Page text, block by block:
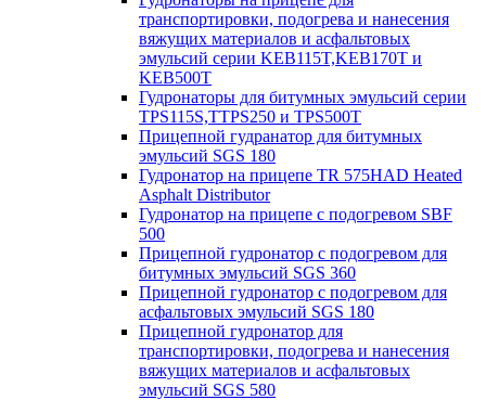
транспортировки, подогрева и нанесения
вяжущих материалов и асфальтовых
эмульсий серии KEB115T,KEB170T и
KEB500T
Гудронаторы для битумных эмульсий серии
TPS115S,TTPS250 и TPS500T
Прицепной гудранатор для битумных
эмульсий SGS 180
Гудронатор на прицепе TR 575HAD Heated
Asphalt Distributor
Гудронатор на прицепе с подогревом SBF
500
Прицепной гудронатор с подогревом для
битумных эмульсий SGS 360
Прицепной гудронатор с подогревом для
асфальтовых эмульсий SGS 180
Прицепной гудронатор для
транспортировки, подогрева и нанесения
вяжущих материалов и асфальтовых
эмульсий SGS 580